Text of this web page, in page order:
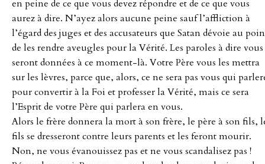
en peine de ce que vous devez répondre et de ce que vous
aurez à dire. N’ayez alors aucune peine sauf l’affliction à
l’égard des juges et des accusateurs que Satan dévoie au
de les rendre aveugles pour la Vérité. Les paroles à dire vous
seront données à ce moment-là. Votre Père vous les mettra
sur les lèvres, parce que, alors, ce ne sera pas vous qui
pour convertir à la Foi et professer la Vérité, mais ce sera
l’Esprit de votre Père qui parlera en vous.
Alors le frère donnera la mort à son frère, le père à son fils,
fils se dresseront contre leurs parents et les feront mourir.
Non, ne vous évanouissez pas et ne vous scandalisez pas !